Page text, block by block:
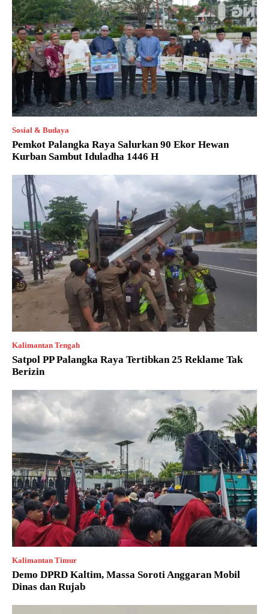
Sosial & Budaya
Pemkot Palangka Raya Salurkan 90 Ekor Hewan
Kurban Sambut Iduladha 1446 H
Kalimantan Tengah
Satpol PP Palangka Raya Tertibkan 25 Reklame Tak
Berizin
Kalimantan Timur
Demo DPRD Kaltim, Massa Soroti Anggaran Mobil
Dinas dan Rujab